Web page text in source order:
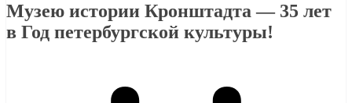
Музею истории Кронштадта — 35 лет
в Год петербургской культуры!